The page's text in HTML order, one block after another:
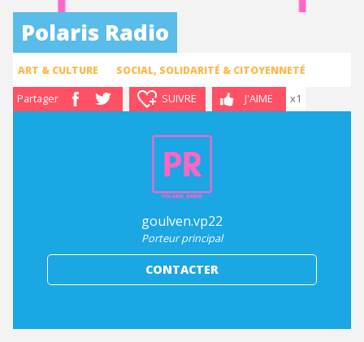
Polaris Radio
ART & CULTURE SOCIAL, SOLIDARITÉ & CITOYENNETÉ
Partager SUIVRE J'AIME x1
goulven.vp22
Porteur principal
CONTACTER